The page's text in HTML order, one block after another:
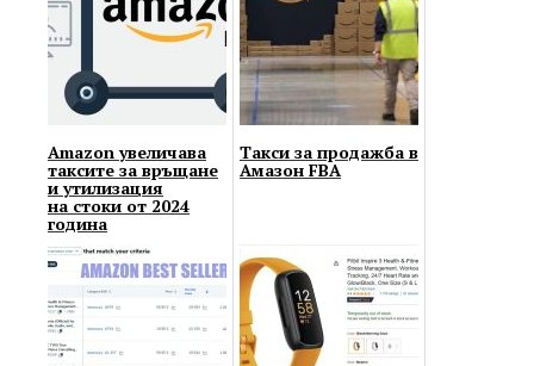
Amazon увеличава
таксите за връщане
и утилизация
на стоки от 2024
година
Такси за продажба в
Амазон FBA